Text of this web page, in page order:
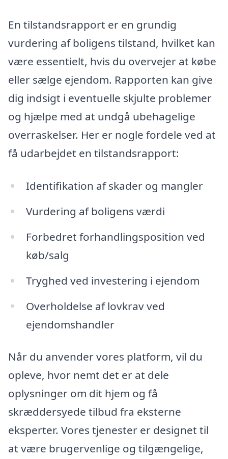
En tilstandsrapport er en grundig
vurdering af boligens tilstand, hvilket kan
være essentielt, hvis du overvejer at købe
eller sælge ejendom. Rapporten kan give
dig indsigt i eventuelle skjulte problemer
og hjælpe med at undgå ubehagelige
overraskelser. Her er nogle fordele ved at
få udarbejdet en tilstandsrapport:
Identifikation af skader og mangler
Vurdering af boligens værdi
Forbedret forhandlingsposition ved
køb/salg
Tryghed ved investering i ejendom
Overholdelse af lovkrav ved
ejendomshandler
Når du anvender vores platform, vil du
opleve, hvor nemt det er at dele
oplysninger om dit hjem og få
skræddersyede tilbud fra eksterne
eksperter. Vores tjenester er designet til
at være brugervenlige og tilgængelige,